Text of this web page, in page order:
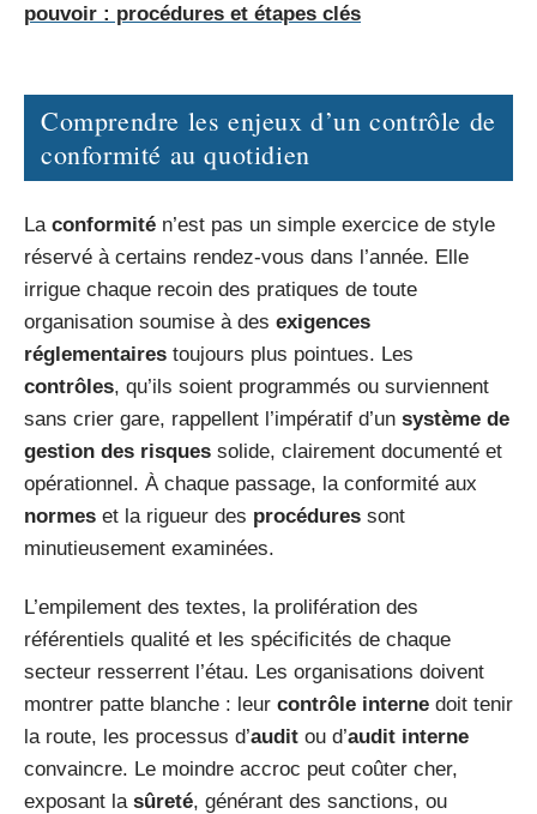
pouvoir : procédures et étapes clés
Comprendre les enjeux d’un contrôle de
conformité au quotidien
La conformité n’est pas un simple exercice de style
réservé à certains rendez-vous dans l’année. Elle
irrigue chaque recoin des pratiques de toute
organisation soumise à des exigences
réglementaires toujours plus pointues. Les
contrôles, qu’ils soient programmés ou surviennent
sans crier gare, rappellent l’impératif d’un système de
gestion des risques solide, clairement documenté et
opérationnel. À chaque passage, la conformité aux
normes et la rigueur des procédures sont
minutieusement examinées.
L’empilement des textes, la prolifération des
référentiels qualité et les spécificités de chaque
secteur resserrent l’étau. Les organisations doivent
montrer patte blanche : leur contrôle interne doit tenir
la route, les processus d’audit ou d’audit interne
convaincre. Le moindre accroc peut coûter cher,
exposant la sûreté, générant des sanctions, ou